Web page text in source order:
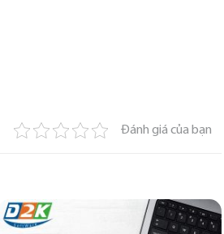
Đánh giá của bạn